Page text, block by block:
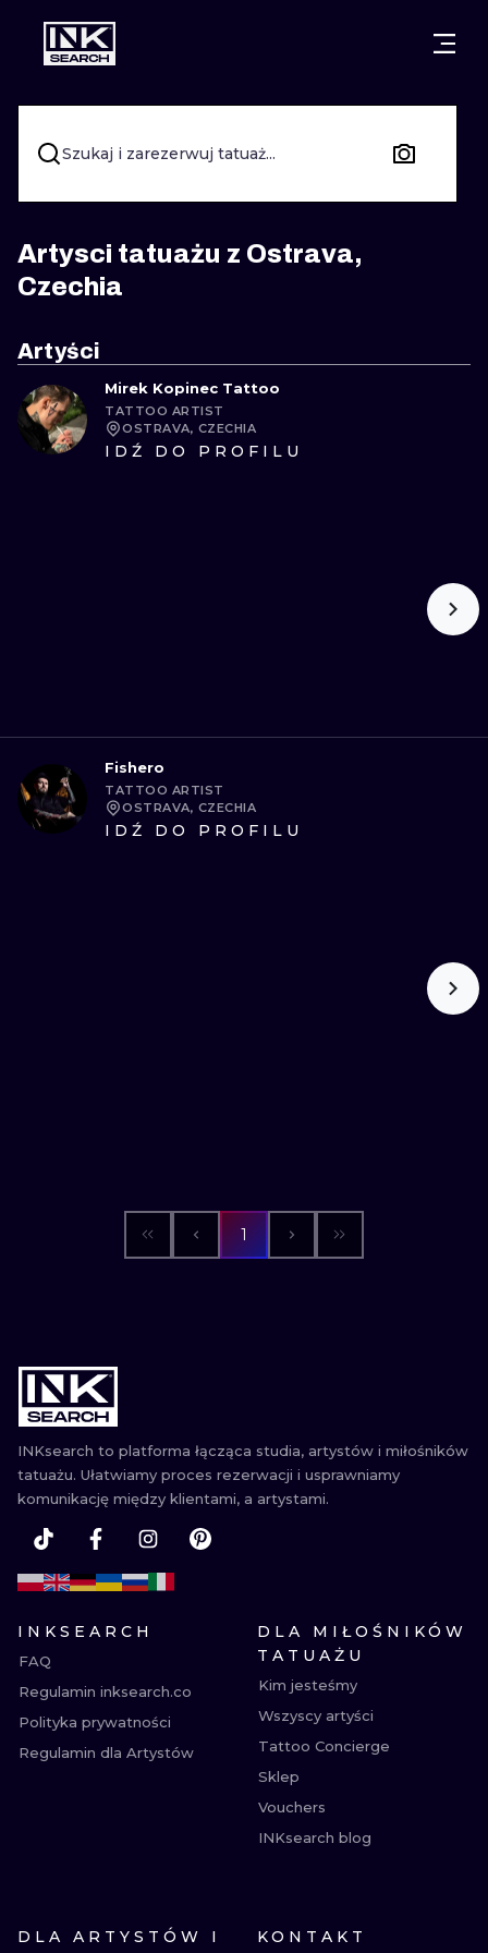
MIASTA GDAŃSK
WARSZAWA POZNAŃ
KRAKÓW KATOWICE
WROCŁAW ŁÓDŹ
PRAGA LONDYN
STYLE
KALIGRAFIA
NEW
TRIBAL
Szukaj i zarezerwuj tatuaż...
Artysci tatuażu z Ostrava,
Czechia
Artyści
Mirek Kopinec Tattoo
TATTOO ARTIST
OSTRAVA, CZECHIA
IDŹ DO PROFILU
Fishero
TATTOO ARTIST
OSTRAVA, CZECHIA
IDŹ DO PROFILU
1
INKsearch to platforma łącząca studia, artystów i miłośników
tatuażu. Ułatwiamy proces rezerwacji i usprawniamy
komunikację między klientami, a artystami.
INKSEARCH
FAQ
Regulamin inksearch.co
Polityka prywatności
Regulamin dla Artystów
DLA MIŁOŚNIKÓW
TATUAŻU
Kim jesteśmy
Wszyscy artyści
Tattoo Concierge
Sklep
Vouchers
INKsearch blog
DLA ARTYSTÓW I
KONTAKT